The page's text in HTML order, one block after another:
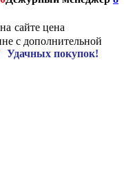
сайте цена
с дополнительной
Удачных покупок!